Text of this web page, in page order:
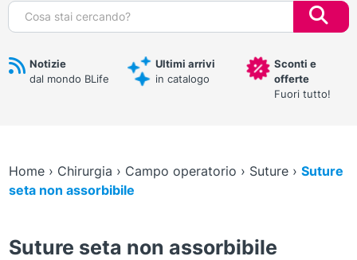
Cerca:
Notizie
dal mondo BLife
Ultimi arrivi
in catalogo
Sconti e
offerte
Fuori tutto!
Home› Chirurgia › Campo operatorio › Suture› Suture
seta non assorbibile
Suture seta non assorbibile